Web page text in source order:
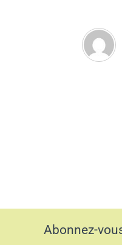
Abonnez-